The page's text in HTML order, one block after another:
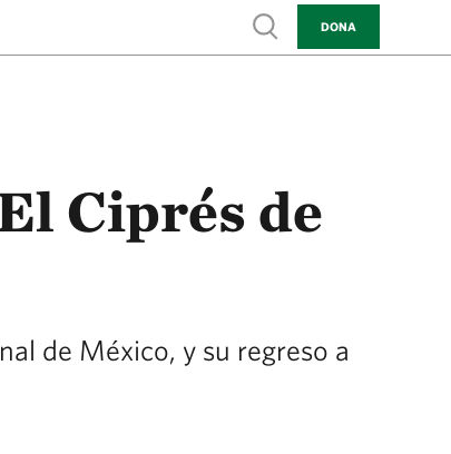
Show search
DONA
Ciprés de
de México, y su regreso a